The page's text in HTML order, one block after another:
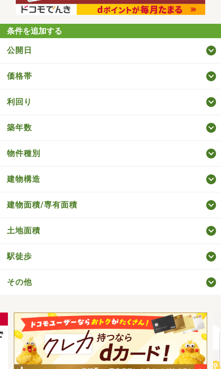
条件を追加する
公開日
価格帯
利回り
築年数
物件種別
建物構造
建物面積/専有面積
土地面積
駅徒歩
その他